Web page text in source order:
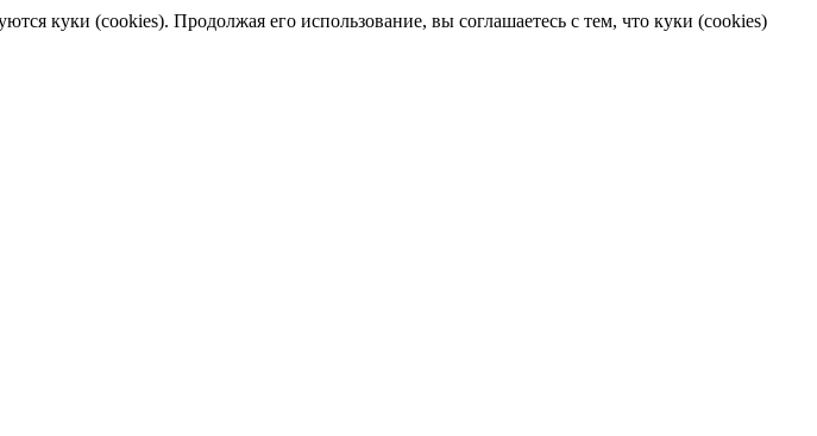
куки (cookies). Продолжая его использование, вы соглашаетесь с тем, что куки (cookies)